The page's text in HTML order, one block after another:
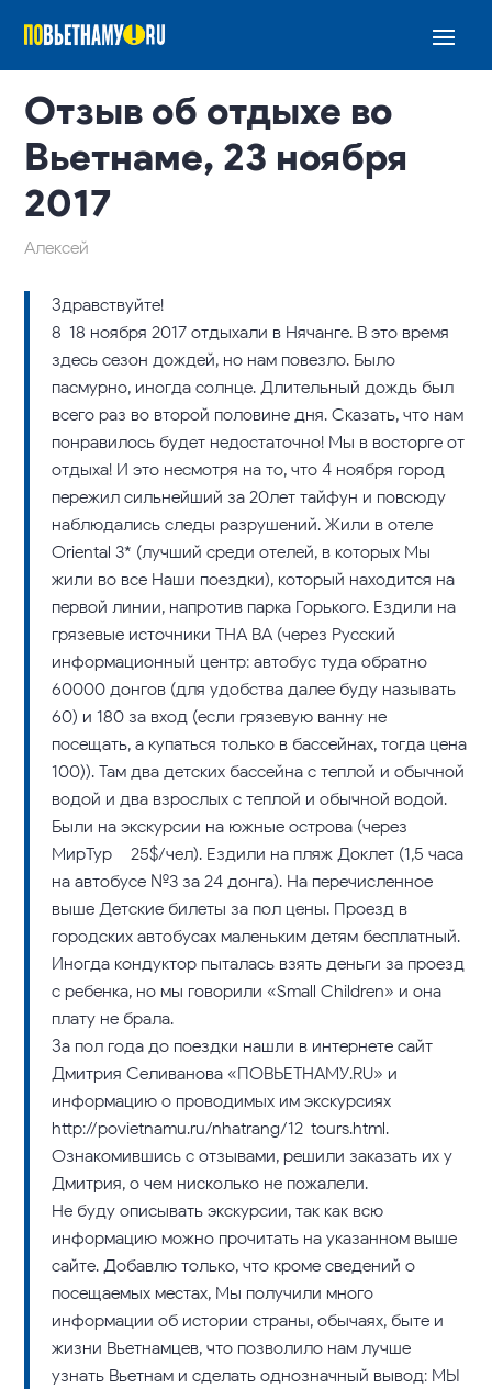
Отзыв об отдыхе во
Вьетнаме, 23 ноября
2017
Алексей
Здравствуйте!
8-18 ноября 2017 отдыхали в Нячанге. В это время
здесь сезон дождей, но нам повезло. Было
пасмурно, иногда солнце. Длительный дождь был
всего раз во второй половине дня. Сказать, что нам
понравилось будет недостаточно! Мы в восторге от
отдыха! И это несмотря на то, что 4 ноября город
пережил сильнейший за 20лет тайфун и повсюду
наблюдались следы разрушений. Жили в отеле
Oriental 3* (лучший среди отелей, в которых Мы
жили во все Наши поездки), который находится на
первой линии, напротив парка Горького. Ездили на
грязевые источники THA BA (через Русский
информационный центр: автобус туда обратно –
60000 донгов (для удобства далее буду называть
60) и 180 за вход (если грязевую ванну не
посещать, а купаться только в бассейнах, тогда цена
100)). Там два детских бассейна с теплой и обычной
водой и два взрослых с теплой и обычной водой.
Были на экскурсии на южные острова (через
МирТур – 25$/чел). Ездили на пляж Доклет (1,5 часа
на автобусе №3 за 24 донга). На перечисленное
выше Детские билеты за пол цены. Проезд в
городских автобусах маленьким детям бесплатный.
Иногда кондуктор пыталась взять деньги за проезд
с ребенка, но мы говорили «Small Children» и она
плату не брала.
За пол года до поездки нашли в интернете сайт
Дмитрия Селиванова «ПОВЬЕТНАМУ.RU» и
информацию о проводимых им экскурсиях
http://povietnamu.ru/nhatrang/12-tours.html.
Ознакомившись с отзывами, решили заказать их у
Дмитрия, о чем нисколько не пожалели.
Не буду описывать экскурсии, так как всю
информацию можно прочитать на указанном выше
сайте. Добавлю только, что кроме сведений о
посещаемых местах, Мы получили много
информации об истории страны, обычаях, быте и
жизни Вьетнамцев, что позволило нам лучше
узнать Вьетнам и сделать однозначный вывод: МЫ